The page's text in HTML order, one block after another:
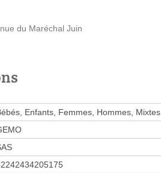
du Maréchal Juin
Enfants, Femmes, Hommes, Mixtes